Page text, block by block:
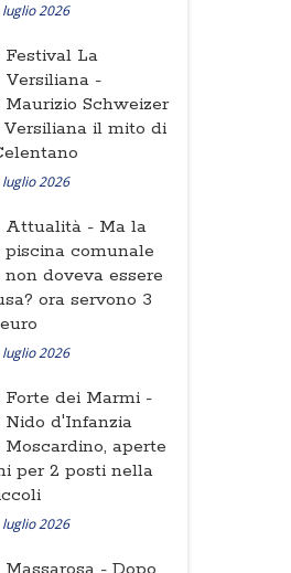
2026
Festival La
Versiliana -
Maurizio Schweizer
il mito di
2026
Attualità - Ma la
piscina comunale
non doveva essere
ora servono 3
2026
Forte dei Marmi -
Nido d'Infanzia
Moscardino, aperte
per 2 posti nella
2026